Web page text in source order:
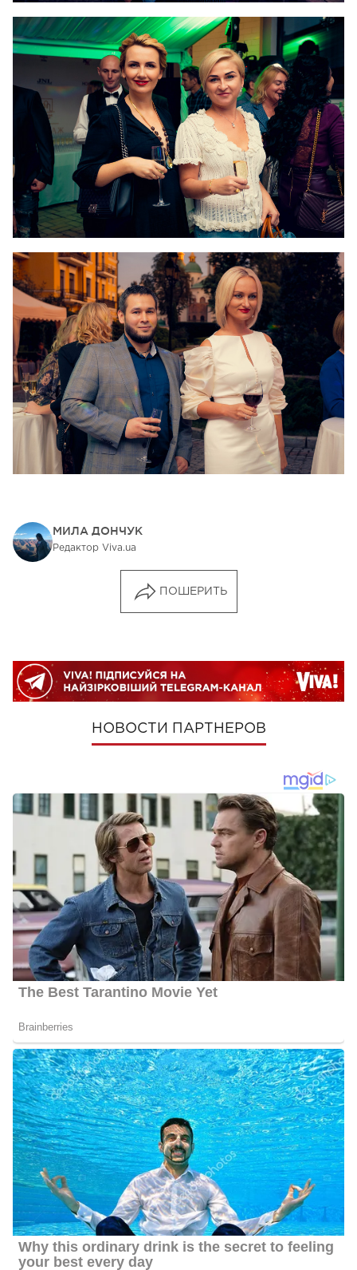
МИЛА ДОНЧУК
Редактор Viva.ua
ПОШЕРИТЬ
НОВОСТИ ПАРТНЕРОВ